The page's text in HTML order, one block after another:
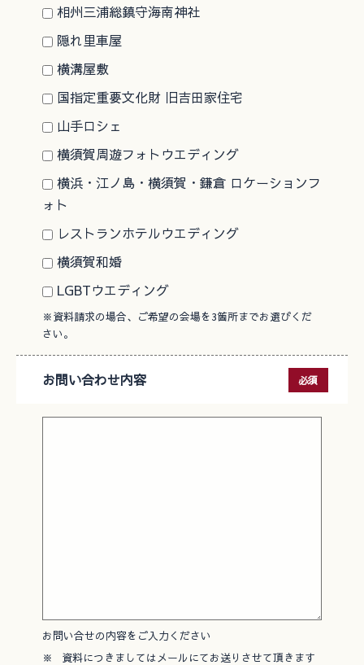
相州三浦総鎮守海南神社
隠れ里車屋
横溝屋敷
国指定重要文化財 旧吉田家住宅
山手ロシェ
横須賀周遊フォトウエディング
横浜・江ノ島・横須賀・鎌倉 ロケーションフ
ォト
レストランホテルウエディング
横須賀和婚
LGBTウエディング
※資料請求の場合、ご希望の会場を3箇所までお選びくだ
さい。
お問い合わせ内容 必須
お問い合せの内容をご入力ください
※
資料につきましてはメールにてお送りさせて頂きます